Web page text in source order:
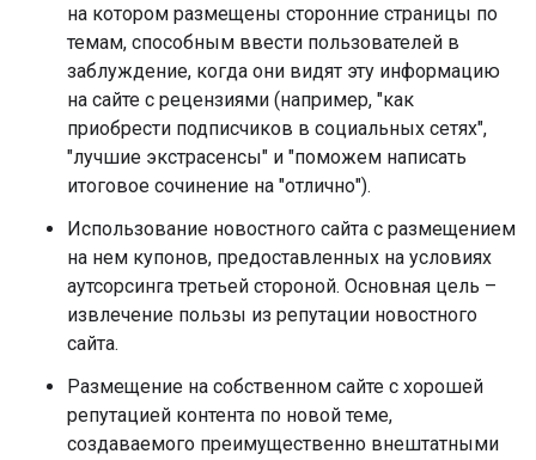
на котором размещены сторонние страницы по
темам, способным ввести пользователей в
заблуждение, когда они видят эту информацию
на сайте с рецензиями (например, "как
приобрести подписчиков в социальных сетях",
"лучшие экстрасенсы" и "поможем написать
итоговое сочинение на "отлично").
Использование новостного сайта с размещением
на нем купонов, предоставленных на условиях
аутсорсинга третьей стороной. Основная цель –
извлечение пользы из репутации новостного
сайта.
Размещение на собственном сайте с хорошей
репутацией контента по новой теме,
создаваемого преимущественно внештатными